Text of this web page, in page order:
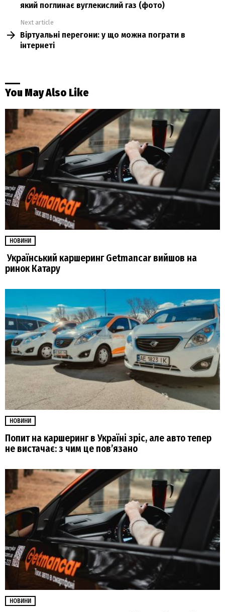
який поглинає вуглекислий газ (фото)
Next article
Віртуальні перегони: у що можна пограти в
інтернеті
You May Also Like
НОВИНИ
Український каршеринг Getmancar вийшов на
ринок Катару
НОВИНИ
Попит на каршеринг в Україні зріс, але авто тепер
не вистачає: з чим це пов’язано
НОВИНИ